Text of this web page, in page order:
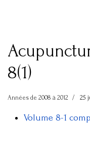
8(1)
Années de 2008 à 2012 25
Volume 8-1